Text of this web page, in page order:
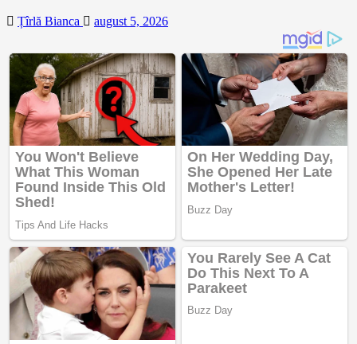
Țîrlă Bianca august 5, 2026